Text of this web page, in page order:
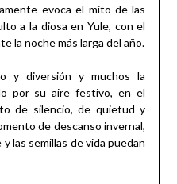
evoca el mito de las
a la diosa en Yule, con el
la noche más larga del año.
y diversión y muchos la
por su aire festivo, en el
de silencio, de quietud y
de descanso invernal,
las semillas de vida puedan